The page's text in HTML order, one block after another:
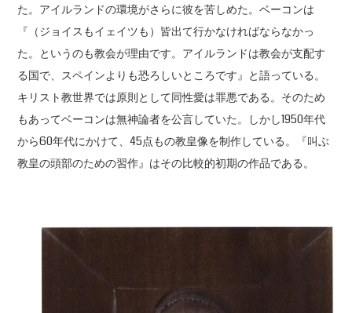
た。アイルランドの環境がさらに彼を苦しめた。ベーコンは
『（ジョイスもイェイツも）皆出て行かなければならなかっ
た。というのも教会が理由です。アイルランドは教会が支配す
る国で、スペインよりも恐ろしいところです』と語っている。
キリスト教世界では原則として同性愛は罪悪である。そのため
もあってベーコンは無神論者を公言していた。しかし1950年代
から60年代にかけて、45点もの教皇像を制作している。『叫ぶ
教皇の頭部のための習作』はその比較的初期の作品である。